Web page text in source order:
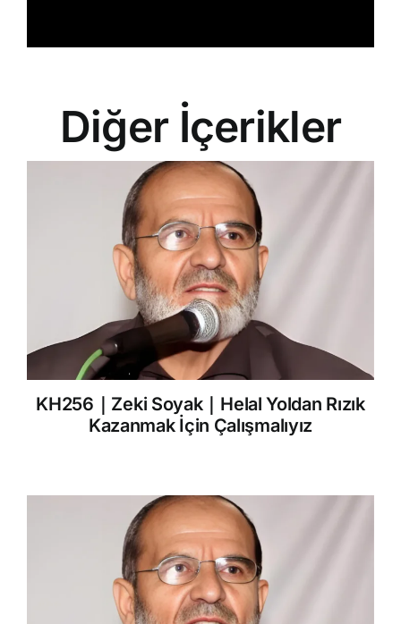
Diğer İçerikler
KH256｜Zeki Soyak｜Helal Yoldan Rızık
Kazanmak İçin Çalışmalıyız